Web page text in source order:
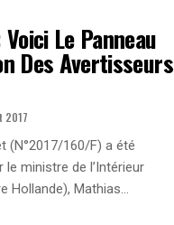
Le Panneau
Des Avertisseurs
2017
(N°2017/160/F) a été
le ministre de l’Intérieur
Hollande), Mathias…